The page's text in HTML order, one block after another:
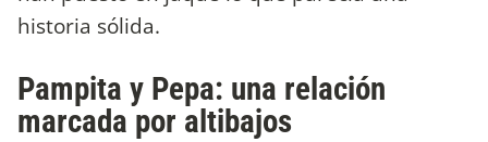
historia sólida.
Pampita y Pepa: una relación
marcada por altibajos